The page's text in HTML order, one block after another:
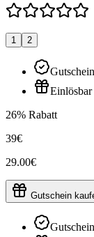
1 2
26% Rabatt
39€
29.00€
Gutschein